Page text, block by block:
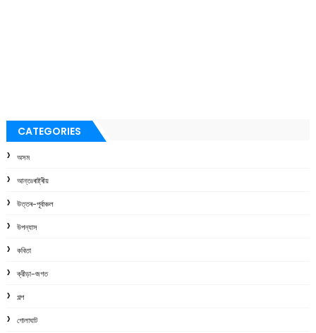
CATEGORIES
অসম
আন্তঃৰাষ্ট্ৰীয়
উত্তৰ-পূৰ্বাঞ্চল
উপন্যাস
কবিতা
ক্রীড়া-জগত
গল্প
গোলাঘাট